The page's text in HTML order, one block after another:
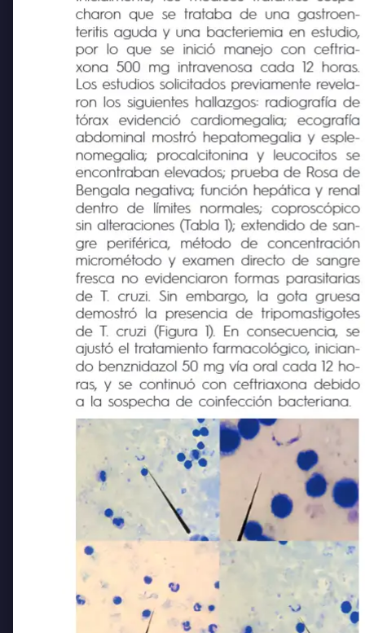
Inicialmente, los médicos tratantes sospe-
charon que se trataba de una gastroen-
teritis aguda y una bacteriemia en estudio,
por lo que se
inició manejo con ceftria-
xona 500 mg intravenosa cada 12 horas.
Los estudios solicitados previamente revela-
ron los siguientes hallazgos: radiografía de
tórax
evidenció cardiomegalia;
ecografía
abdominal mostró hepatomegalia y esple-
nomegalia; procalcitonina y leucocitos se
encontraban elevados; prueba de Rosa de
Bengala negativa; función hepática y renal
dentro
de límites normales; coproscópico
sin alteraciones (Tabla 1); extendido de san-
gre
periférica, método de
concentración
micrométodo y examen directo de sangre
fresca no evidenciaron formas parasitarias
de T. cruzi. Sin embargo, la gota gruesa
demostró la presencia de tripomastigotes
de T. cruzi (Figura 1). En consecuencia, se
ajustó el tratamiento farmacológico, inician-
do benznidazol 50 mg vía oral cada 12 ho-
ras, y se continuó con ceftriaxona debido
a la sospecha de coinfección bacteriana.